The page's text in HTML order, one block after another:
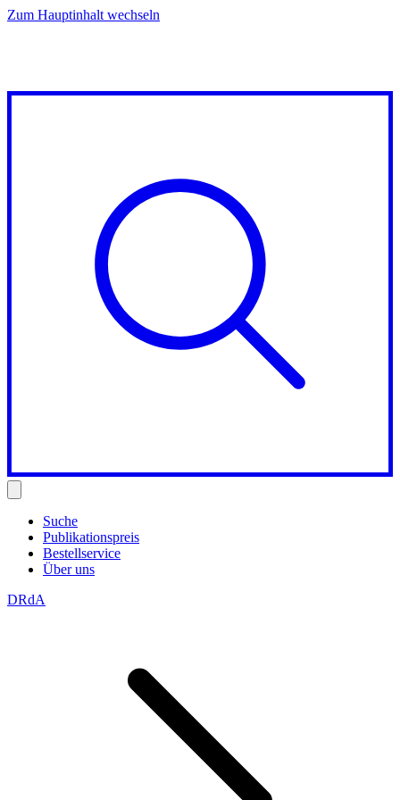
Zum Hauptinhalt wechseln
Suche
Publikationspreis
Bestellservice
Über uns
DRdA